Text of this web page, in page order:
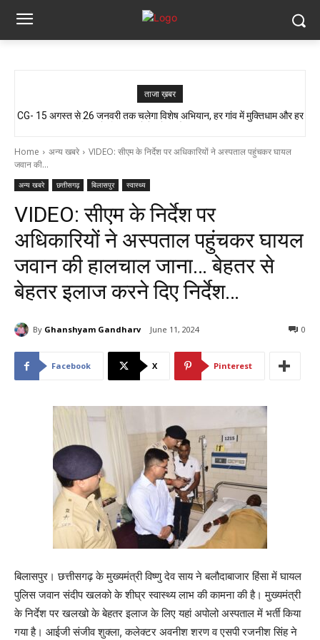
ताजा ख़बर
आजादी के जश्न की तैयारी, लेकिन यहां लोग बूंद-बूंद पानी को तरसे..!! ग्रामीण बोले- अगर
CG- 15 अगस्त से 26 जनवरी तक चलेगा विशेष अभियान, हर गांव में मुक्तिधाम और हर
Home अन्य खबरे
VIDEO: सीएम के निर्देश पर अधिकारियों ने अस्पताल पहुंचकर घायल
जवान की...
अन्य खबरे छत्तीसगढ़ बिलासपुर स्वास्थ्य
VIDEO: सीएम के निर्देश पर
अधिकारियों ने अस्पताल पहुंचकर घायल
जवान की हालचाल जाना… बेहतर से
बेहतर इलाज करने दिए निर्देश…
By Ghanshyam Gandharv June 11, 2024 0
Facebook X Pinterest
बिलासपुर। छत्तीसगढ़ के मुख्यमंत्री विष्णु देव साय ने बलौदाबाजार हिंसा में घायल
पुलिस जवान संदीप खलको के शीघ्र स्वास्थ्य लाभ की कामना की है। मुख्यमंत्री
के निर्देश पर खलखो के बेहतर इलाज के लिए यहां अपोलो अस्पताल में भर्ती किया
गया है। आईजी संजीव शुक्ला, कलेक्टर अवनीश शरण व एसपी रजनीश सिंह ने